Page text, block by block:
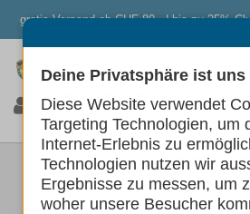
gratis Versand ab CHF 80.- | bis zu 25%
0 0 0
Katzen Wohnen
Deine Privatsphäre ist
Diese Website verwendet
Targeting Technologien, um
Internet-Erlebnis zu
Technologien nutzen wir
Ergebnisse zu messen, um
woher unsere Besucher